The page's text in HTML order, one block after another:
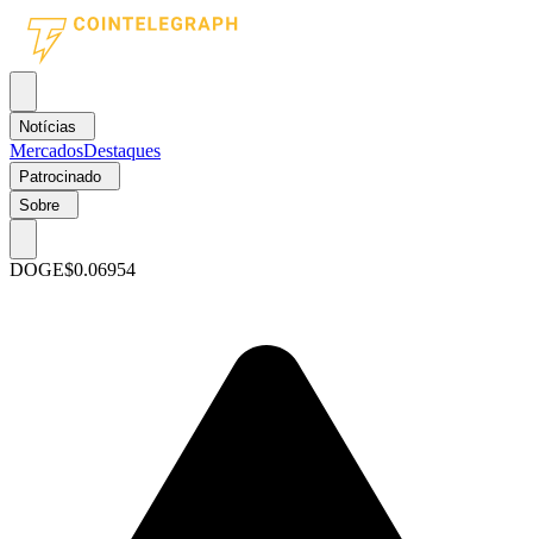
Notícias
MercadosDestaques
Patrocinado
Sobre
DOGE$0.06954